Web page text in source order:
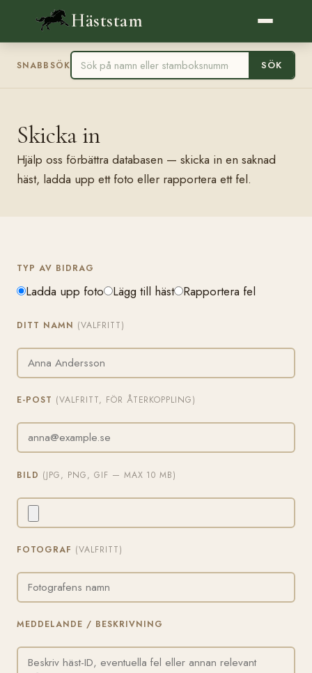
Häststam
SNABBSÖK SÖK
Skicka in
Hjälp oss förbättra databasen — skicka in en saknad
häst, ladda upp ett foto eller rapportera ett fel.
TYP AV BIDRAG
Ladda upp foto Lägg till häst Rapportera fel
DITT NAMN (VALFRITT)
E-POST (VALFRITT, FÖR ÅTERKOPPLING)
BILD (JPG, PNG, GIF — MAX 10 MB)
FOTOGRAF (VALFRITT)
MEDDELANDE / BESKRIVNING